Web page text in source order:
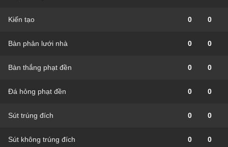
Kiến tạo 0 0
Bàn phản lưới nhà 0 0
Bàn thắng phạt đền 0 0
Đá hỏng phạt đền 0 0
Sút trúng đích 0 0
Sút không trúng đích 0 0